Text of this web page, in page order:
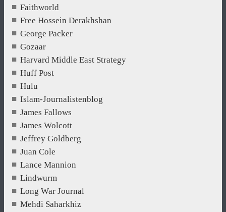
Faithworld
Free Hossein Derakhshan
George Packer
Gozaar
Harvard Middle East Strategy
Huff Post
Hulu
Islam-Journalistenblog
James Fallows
James Wolcott
Jeffrey Goldberg
Juan Cole
Lance Mannion
Lindwurm
Long War Journal
Mehdi Saharkhiz